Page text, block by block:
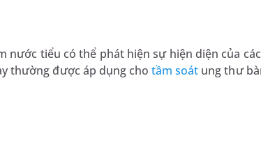
tiểu có thể phát hiện sự hiện diện của
thường được áp dụng chotầm soát ung thư